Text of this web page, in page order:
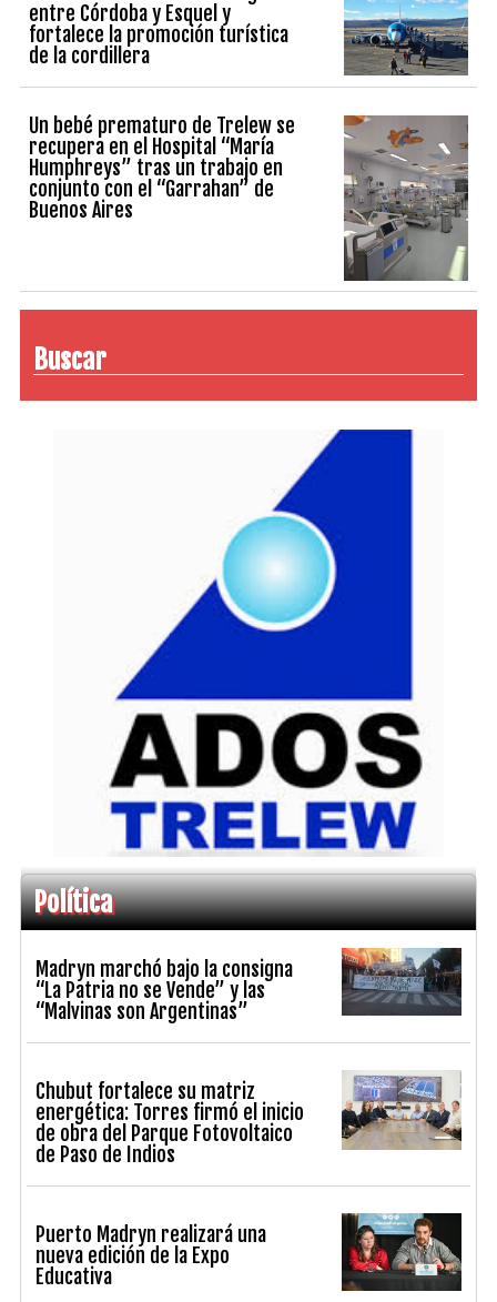
entre Córdoba y Esquel y
fortalece la promoción turística
de la cordillera
Un bebé prematuro de Trelew se
recupera en el Hospital “María
Humphreys” tras un trabajo en
conjunto con el “Garrahan” de
Buenos Aires
Buscar
Política
Madryn marchó bajo la consigna
“La Patria no se Vende” y las
“Malvinas son Argentinas”
Chubut fortalece su matriz
energética: Torres firmó el inicio
de obra del Parque Fotovoltaico
de Paso de Indios
Puerto Madryn realizará una
nueva edición de la Expo
Educativa